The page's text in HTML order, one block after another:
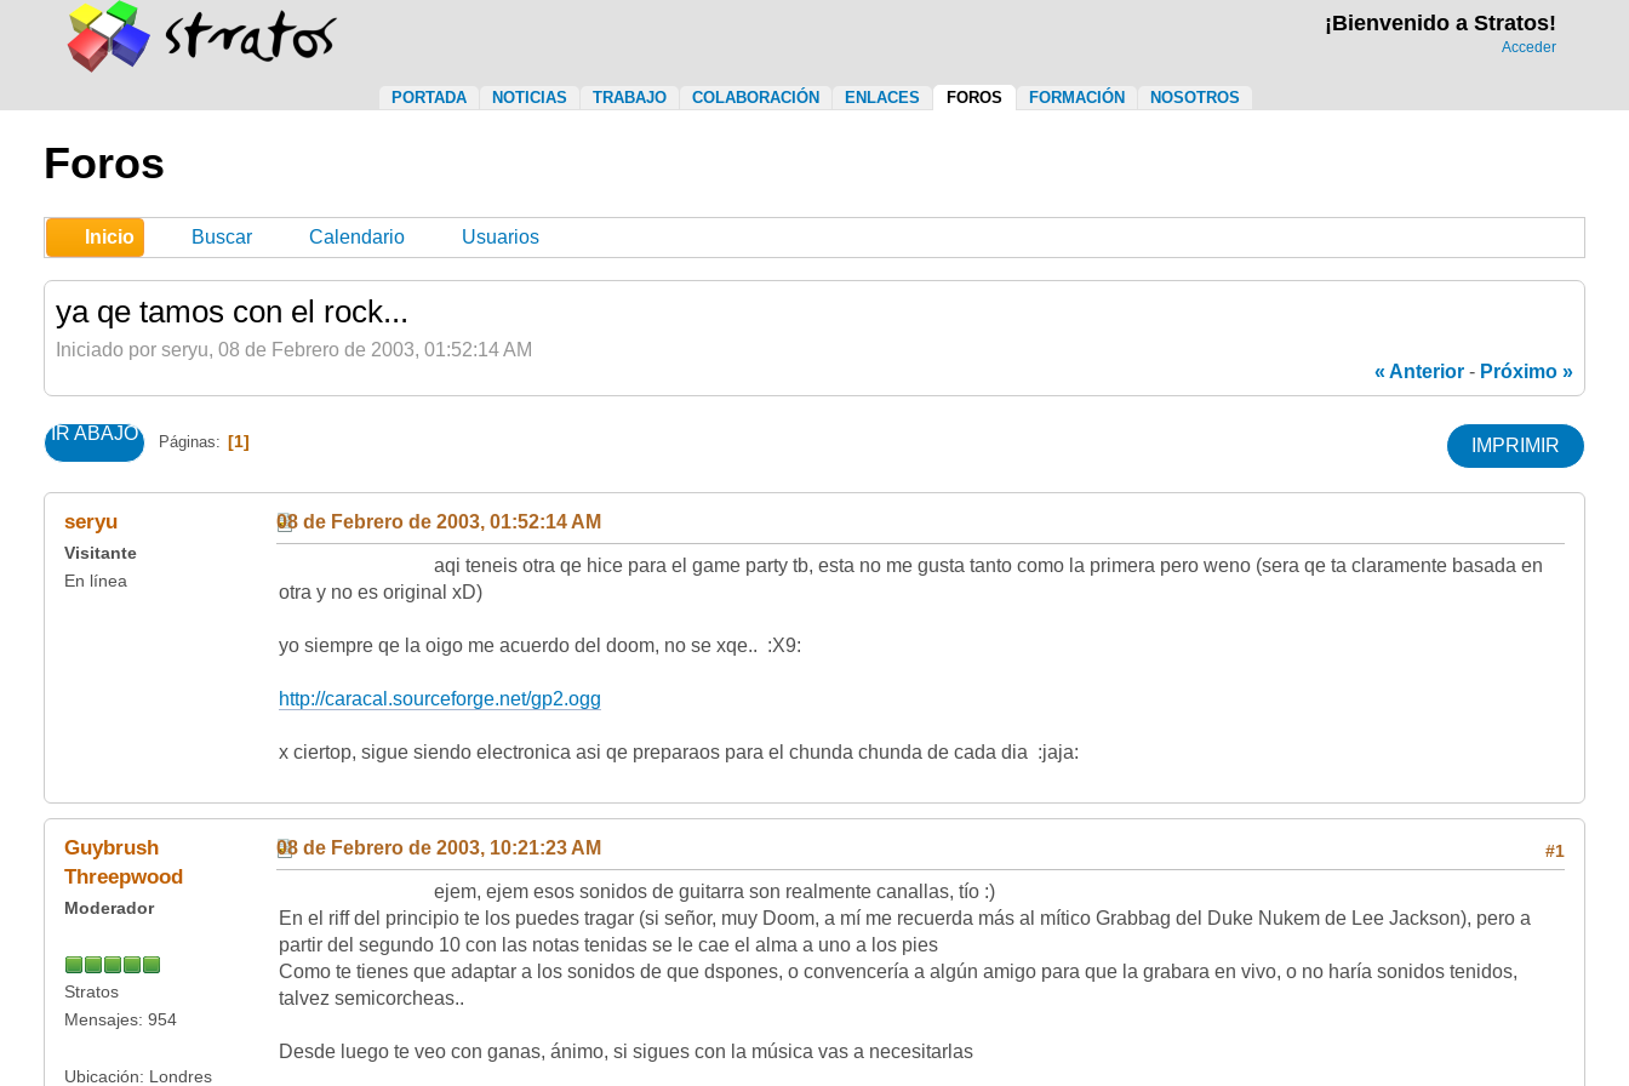
¡Bienvenido a Stratos!
Acceder
PORTADA NOTICIAS TRABAJO COLABORACIÓN ENLACES FOROS FORMACIÓN NOSOTROS
Foros
Inicio Buscar Calendario Usuarios
ya qe tamos con el rock...
Iniciado por seryu, 08 de Febrero de 2003, 01:52:14 AM
« Anterior - Próximo »
IMPRIMIR
IR ABAJO Páginas 1
seryu
Visitante
En línea
08 de Febrero de 2003, 01:52:14 AM
aqi teneis otra qe hice para el game party tb, esta no me gusta tanto como la primera pero weno (sera qe ta claramente basada en
otra y no es original xD)
yo siempre qe la oigo me acuerdo del doom, no se xqe.. :X9:
http://caracal.sourceforge.net/gp2.ogg
x ciertop, sigue siendo electronica asi qe preparaos para el chunda chunda de cada dia :jaja:
Guybrush
Threepwood
Moderador
Stratos
Mensajes: 954
Ubicación: Londres
#1
08 de Febrero de 2003, 10:21:23 AM
ejem, ejem esos sonidos de guitarra son realmente canallas, tío :)
En el riff del principio te los puedes tragar (si señor, muy Doom, a mí me recuerda más al mítico Grabbag del Duke Nukem de Lee Jackson), pero a
partir del segundo 10 con las notas tenidas se le cae el alma a uno a los pies
Como te tienes que adaptar a los sonidos de que dspones, o convencería a algún amigo para que la grabara en vivo, o no haría sonidos tenidos, talvez
semicorcheas..
Desde luego te veo con ganas, ánimo, si sigues con la música vas a necesitarlas